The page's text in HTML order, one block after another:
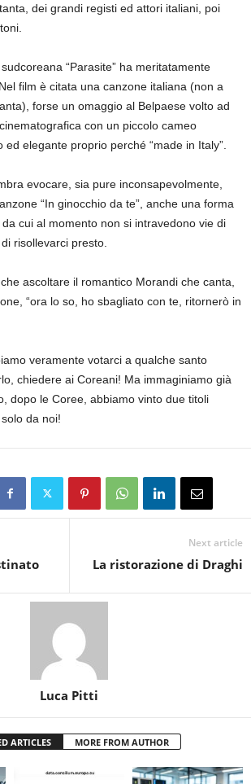
dei grandi registi ed attori italiani, poi
“Parasite” ha meritatamente
film è citata una canzone italiana (non a
forse un omaggio al Belpaese volto ad
tografica con un piccolo cameo
ed elegante proprio perché “made in Italy”.
evocare, sia pure inconsapevolmente,
“In ginocchio da te”, anche una forma
, da cui al momento non si intravedono vie di
di risollevarci presto
ascoltare il romantico Morandi che canta
“ora lo so, ho sbagliato con te, ritornerò in
veramente votarci a qualche santo
chiedere ai Coreani! Ma immaginiamo già
dopo le Coree, abbiamo vinto due titoli
da noi!
Next article
La ristorazione di Draghi
Luca Pitti
ARTICLES MORE FROM AUTHOR